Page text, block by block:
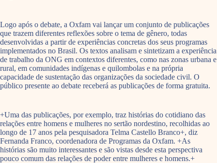
Logo após o debate, a Oxfam vai lançar um conjunto de publicações
que trazem diferentes reflexões sobre o tema de gênero, todas
desenvolvidas a partir de experiências concretas dos seus programas
implementados no Brasil. Os textos analisam e sintetizam a experiência
de trabalho da ONG em contextos diferentes, como nas zonas urbana e
rural, em comunidades indígenas e quilombolas e na própria
capacidade de sustentação das organizações da sociedade civil. O
público presente ao debate receberá as publicações de forma gratuita.
+Uma das publicações, por exemplo, traz histórias do cotidiano das
relações entre homens e mulheres no sertão nordestino, recolhidas ao
longo de 17 anos pela pesquisadora Telma Castello Branco+, diz
Fernanda Franco, coordenadora de Programas da Oxfam. +As
histórias são muito interessantes e são vistas desde esta perspectiva
pouco comum das relações de poder entre mulheres e homens.+